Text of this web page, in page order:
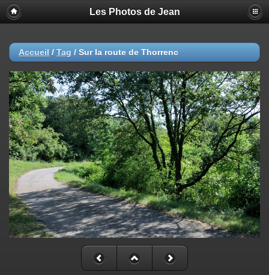
Les Photos de Jean
Accueil / Tag / Sur la route de Thorrenc